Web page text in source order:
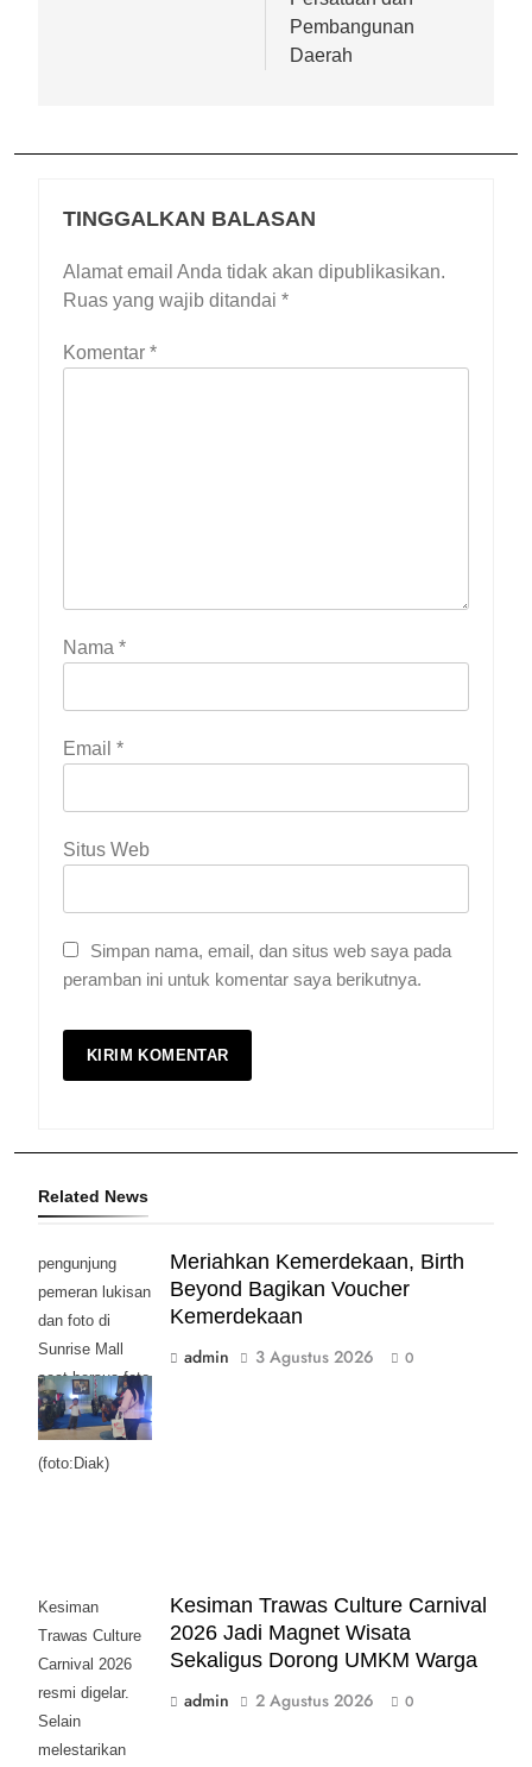
Pembangunan
Daerah
TINGGALKAN BALASAN
Alamat email Anda tidak akan dipublikasikan.
Ruas yang wajib ditandai *
Komentar *
Nama *
Email *
Situs Web
Simpan nama, email, dan situs web saya pada
peramban ini untuk komentar saya berikutnya.
Related News
pengunjung
pemeran lukisan
dan foto di
Sunrise Mall
saat bersua foto
bersama Moge
Klasik.
(foto:Diak)
Meriahkan Kemerdekaan, Birth
Beyond Bagikan Voucher
Kemerdekaan
admin
3 Agustus 2026 0
Kesiman
Trawas Culture
Carnival 2026
resmi digelar.
Selain
melestarikan
Kesiman Trawas Culture Carnival
2026 Jadi Magnet Wisata
Sekaligus Dorong UMKM Warga
admin
2 Agustus 2026 0